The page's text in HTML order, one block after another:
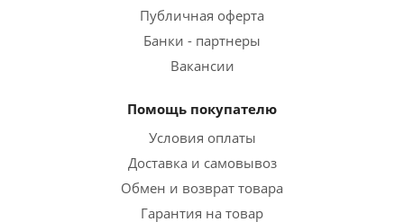
Публичная оферта
Банки - партнеры
Вакансии
Помощь покупателю
Условия оплаты
Доставка и самовывоз
Обмен и возврат товара
Гарантия на товар